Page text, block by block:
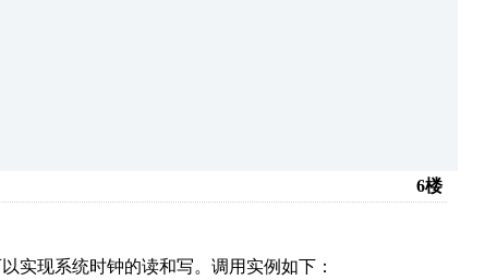
6楼
实现系统时钟的读和写。调用实例如下：